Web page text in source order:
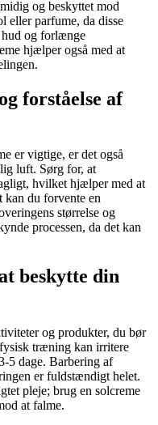
og beskyttet mod
eller parfume, da disse
hud og forlænge
hjælper også med at
forståelse af
er vigtige, er det også
luft. Sørg for, at
hvilket hjælper med at
kan du forvente en
størrelse og
processen, da det kan
beskytte din
og produkter, du bør
træning kan irritere
5 dage. Barbering af
er fuldstændigt helet.
pleje; brug en solcreme
at falme.